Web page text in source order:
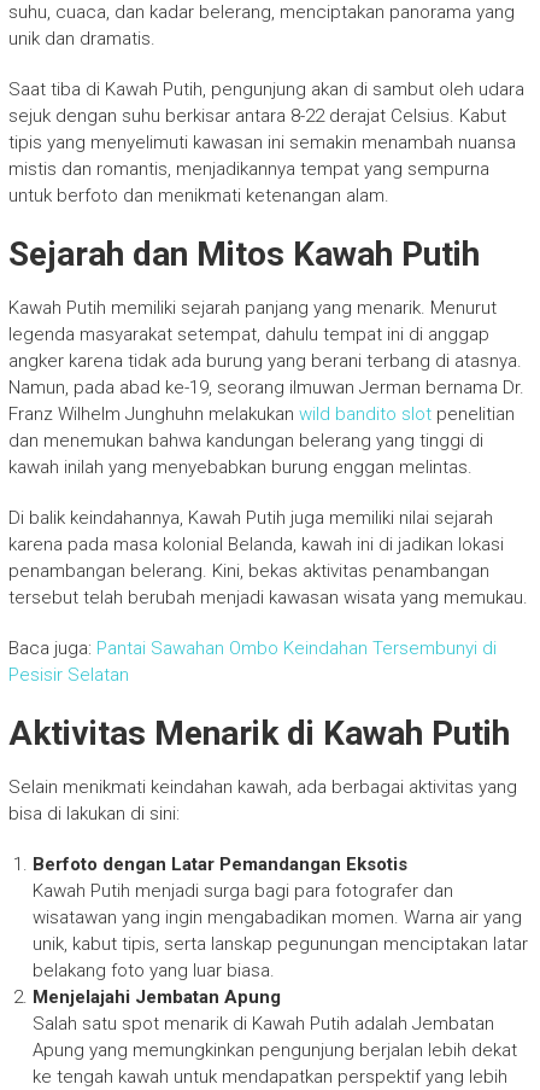
suhu, cuaca, dan kadar belerang, menciptakan panorama yang
unik dan dramatis.
Saat tiba di Kawah Putih, pengunjung akan di sambut oleh udara
sejuk dengan suhu berkisar antara 8-22 derajat Celsius. Kabut
tipis yang menyelimuti kawasan ini semakin menambah nuansa
mistis dan romantis, menjadikannya tempat yang sempurna
untuk berfoto dan menikmati ketenangan alam.
Sejarah dan Mitos Kawah Putih
Kawah Putih memiliki sejarah panjang yang menarik. Menurut
legenda masyarakat setempat, dahulu tempat ini di anggap
angker karena tidak ada burung yang berani terbang di atasnya.
Namun, pada abad ke-19, seorang ilmuwan Jerman bernama Dr.
Franz Wilhelm Junghuhn melakukan wild bandito slotpenelitian
dan menemukan bahwa kandungan belerang yang tinggi di
kawah inilah yang menyebabkan burung enggan melintas.
Di balik keindahannya, Kawah Putih juga memiliki nilai sejarah
karena pada masa kolonial Belanda, kawah ini di jadikan lokasi
penambangan belerang. Kini, bekas aktivitas penambangan
tersebut telah berubah menjadi kawasan wisata yang memukau.
Baca juga: Pantai Sawahan Ombo Keindahan Tersembunyi di
Pesisir Selatan
Aktivitas Menarik di Kawah Putih
Selain menikmati keindahan kawah, ada berbagai aktivitas yang
bisa di lakukan di sini:
Berfoto dengan Latar Pemandangan Eksotis
Kawah Putih menjadi surga bagi para fotografer dan
wisatawan yang ingin mengabadikan momen. Warna air yang
unik, kabut tipis, serta lanskap pegunungan menciptakan latar
belakang foto yang luar biasa.
Menjelajahi Jembatan Apung
Salah satu spot menarik di Kawah Putih adalah Jembatan
Apung yang memungkinkan pengunjung berjalan lebih dekat
ke tengah kawah untuk mendapatkan perspektif yang lebih